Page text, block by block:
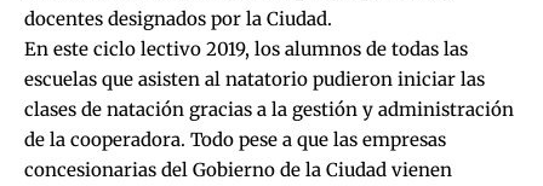
docentes designados por la Ciudad.
En este ciclo lectivo 2019, los alumnos de todas las
escuelas que asisten al natatorio pudieron iniciar las
clases de natación gracias a la gestión y administración
de la cooperadora. Todo pese a que las empresas
concesionarias del Gobierno de la Ciudad vienen